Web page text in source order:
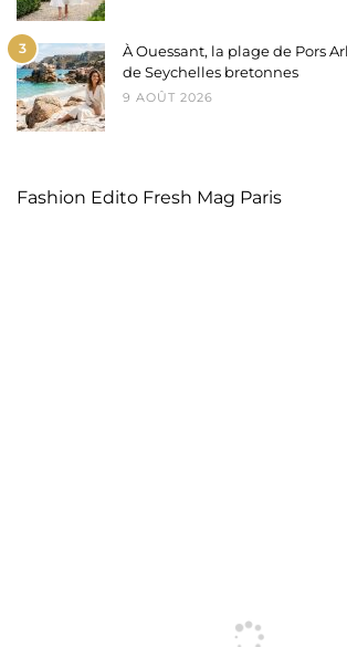
3
À Ouessant, la plage de Pors
de Seychelles bretonnes
9 AOÛT 2026
Fashion Edito Fresh Mag Paris